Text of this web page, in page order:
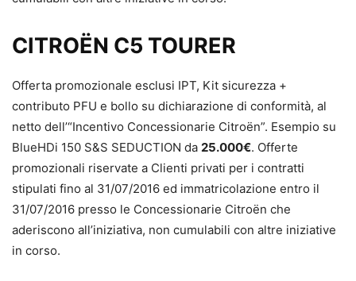
CITROËN C5 TOURER
Offerta promozionale esclusi IPT, Kit sicurezza +
contributo PFU e bollo su dichiarazione di conformità, al
netto dell’“Incentivo Concessionarie Citroën”. Esempio su
BlueHDi 150 S&S SEDUCTION da 25.000€. Offerte
promozionali riservate a Clienti privati per i contratti
stipulati fino al 31/07/2016 ed immatricolazione entro il
31/07/2016 presso le Concessionarie Citroën che
aderiscono all’iniziativa, non cumulabili con altre iniziative
in corso.